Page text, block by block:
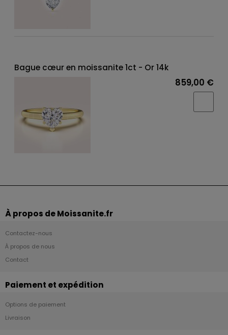
Bague cœur en moissanite 1ct - Or 14k
859,00 €
À propos de Moissanite.fr
Contactez-nous
À propos de nous
Contact
Paiement et expédition
Options de paiement
Livraison